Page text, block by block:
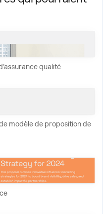
qualité
modèle de proposition de